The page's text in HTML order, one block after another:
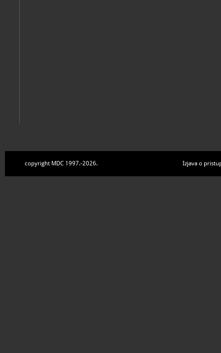
copyright MDC 1997.-2026. Izjava o